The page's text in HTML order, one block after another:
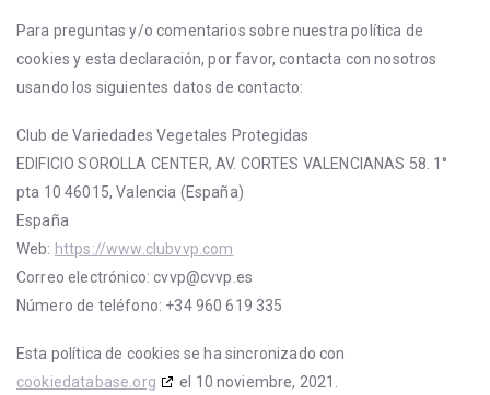
Para preguntas y/o comentarios sobre nuestra política de
cookies y esta declaración, por favor, contacta con nosotros
usando los siguientes datos de contacto:
Club de Variedades Vegetales Protegidas
EDIFICIO SOROLLA CENTER, AV. CORTES VALENCIANAS 58. 1°
pta 10 46015, Valencia (España)
España
Web: https://www.clubvvp.com
Correo electrónico:cvvp@cvvp.es
Número de teléfono: +34 960 619 335
Esta política de cookies se ha sincronizado con
cookiedatabase.org
el 10 noviembre, 2021.